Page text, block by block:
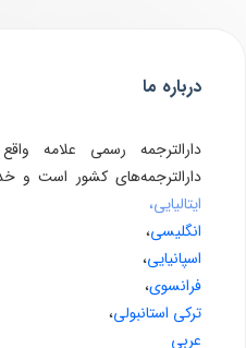
درباره ما
دارالترجمه رسمی علامه
دارالترجمه‌های کشور است و
ایتالیایی،
انگلیسی،
اسپانیایی،
فرانسوی،
ترکی استانبولی،
عربی